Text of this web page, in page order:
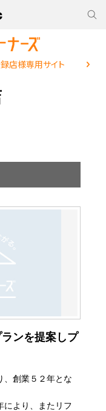
店様専用サイト
ンを提案しプ
、創業５２年とな
により、またリフ